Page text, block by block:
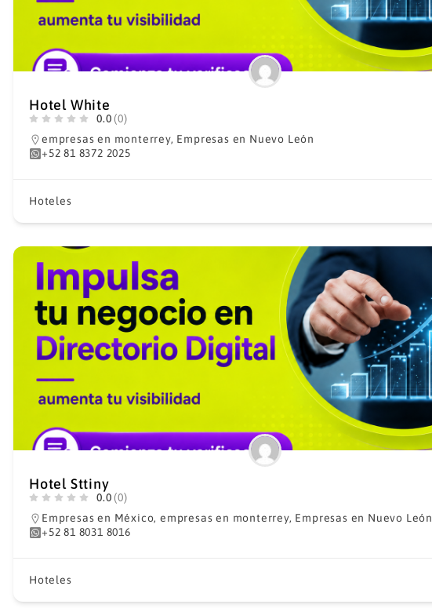
Hotel White
0.0 (0)
empresas en monterrey, Empresas en Nuevo León
+52 81 8372 2025
Hoteles
Hotel Sttiny
0.0 (0)
Empresas en México,empresas en monterrey, Empresas en Nuevo León
+52 81 8031 8016
Hoteles